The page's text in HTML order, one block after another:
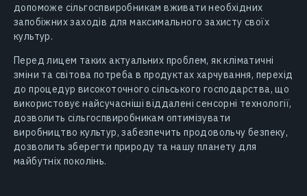
допоможе сільгоспвиробникам вживати необхідних
запобіжних заходів для максимального захисту своїх
культур.
Перед лицем таких актуальних проблем, як кліматичні
зміни та світова потреба в продуктах харчування, перехід
до процедур високоточного сільського господарства, що
використовує найсучасніші віддалені сенсорні технології,
дозволить сільгоспвиробникам оптимізувати
виробництво культур, забезпечить продовольчу безпеку,
дозволить зберегти природу та нашу планету для
майбутніх поколінь.